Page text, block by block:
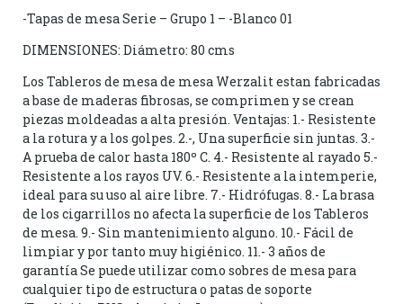
-Tapas de mesa Serie – Grupo 1 – -Blanco 01
DIMENSIONES: Diámetro: 80 cms
Los Tableros de mesa de mesa Werzalit estan fabricadas
a base de maderas fibrosas, se comprimen y se crean
piezas moldeadas a alta presión. Ventajas: 1.- Resistente
a la rotura y a los golpes. 2.-, Una superficie sin juntas. 3.-
A prueba de calor hasta 180º C. 4.- Resistente al rayado 5.-
Resistente a los rayos UV. 6.- Resistente a la intemperie,
ideal para su uso al aire libre. 7.- Hidrófugas. 8.- La brasa
de los cigarrillos no afecta la superficie de los Tableros
de mesa. 9.- Sin mantenimiento alguno. 10.- Fácil de
limpiar y por tanto muy higiénico. 11.- 3 años de
garantía Se puede utilizar como sobres de mesa para
cualquier tipo de estructura o patas de soporte